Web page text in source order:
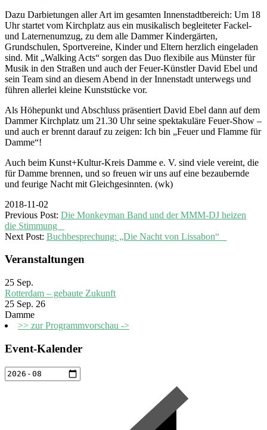
Dazu Darbietungen aller Art im gesamten Innenstadtbereich: Um 18
Uhr startet vom Kirchplatz aus ein musikalisch begleiteter Fackel-
und Laternenumzug, zu dem alle Dammer Kindergärten,
Grundschulen, Sportvereine, Kinder und Eltern herzlich eingeladen
sind. Mit „Walking Acts“ sorgen das Duo flexibile aus Münster für
Musik in den Straßen und auch der Feuer-Künstler David Ebel und
sein Team sind an diesem Abend in der Innenstadt unterwegs und
führen allerlei kleine Kunststücke vor.
Als Höhepunkt und Abschluss präsentiert David Ebel dann auf dem
Dammer Kirchplatz um 21.30 Uhr seine spektakuläre Feuer-Show –
und auch er brennt darauf zu zeigen: Ich bin „Feuer und Flamme für
Damme“!
Auch beim Kunst+Kultur-Kreis Damme e. V. sind viele vereint, die
für Damme brennen, und so freuen wir uns auf eine bezaubernde
und feurige Nacht mit Gleichgesinnten. (wk)
2018-11-02
Previous Post: Die Monkeyman Band und der MMM-DJ heizen
die Stimmung
Next Post: Buchbesprechung: „Die Nacht von Lissabon“
Veranstaltungen
25 Sep.
Rotterdam – gebaute Zukunft
25 Sep. 26
Damme
>> zur Programmvorschau ->
Event-Kalender